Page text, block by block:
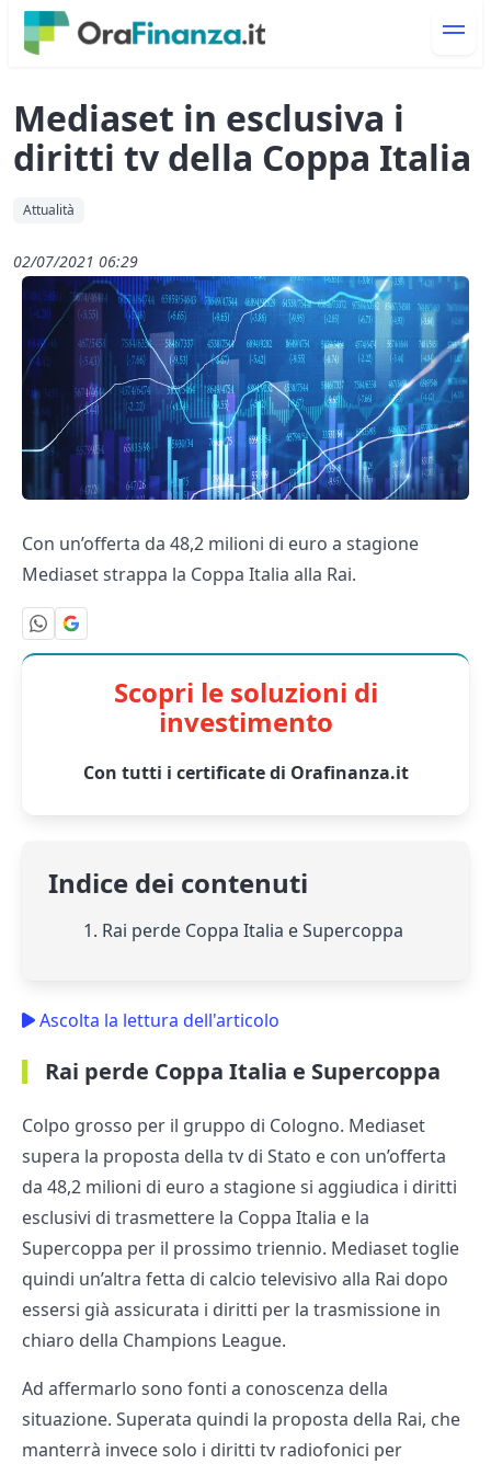
Mediaset in esclusiva i
diritti tv della Coppa Italia
Attualità
02/07/2021 06:29
Con un’offerta da 48,2 milioni di euro a stagione
Mediaset strappa la Coppa Italia alla Rai.
Scopri le soluzioni di
investimento
Con tutti i certificate di Orafinanza.it
Indice dei contenuti
1. Rai perde Coppa Italia e Supercoppa
Ascolta la lettura dell'articolo
Rai perde Coppa Italia e Supercoppa
Colpo grosso per il gruppo di Cologno. Mediaset
supera la proposta della tv di Stato e con un’offerta
da 48,2 milioni di euro a stagione si aggiudica i diritti
esclusivi di trasmettere la Coppa Italia e la
Supercoppa per il prossimo triennio. Mediaset toglie
quindi un’altra fetta di calcio televisivo alla Rai dopo
essersi già assicurata i diritti per la trasmissione in
chiaro della Champions League.
Ad affermarlo sono fonti a conoscenza della
situazione. Superata quindi la proposta della Rai, che
manterrà invece solo i diritti tv radiofonici per